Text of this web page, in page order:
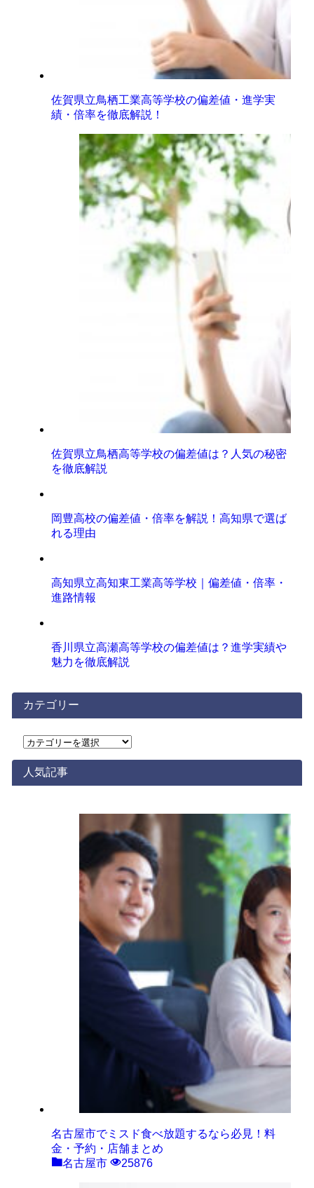
佐賀県立鳥栖工業高等学校の偏差値・進学実
績・倍率を徹底解説！
佐賀県立鳥栖高等学校の偏差値は？人気の秘密
を徹底解説
岡豊高校の偏差値・倍率を解説！高知県で選ば
れる理由
高知県立高知東工業高等学校｜偏差値・倍率・
進路情報
香川県立高瀬高等学校の偏差値は？進学実績や
魅力を徹底解説
カテゴリー
カ
ゴ
リ
人気記事
名古屋市でミスド食べ放題するなら必見！料
金・予約・店舗まとめ
名古屋市
25876